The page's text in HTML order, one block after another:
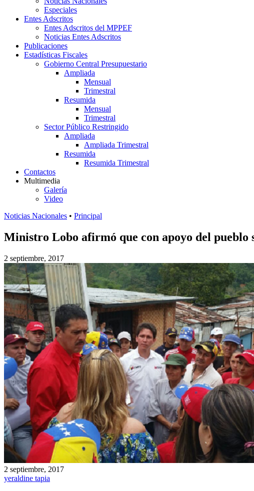
Especiales
Entes Adscritos
Entes Adscritos del MPPEF
Noticias Entes Adscritos
Publicaciones
Estadísticas Fiscales
Gobierno Central Presupuestario
Ampliada
Mensual
Trimestral
Resumida
Mensual
Trimestral
Sector Público Restringido
Ampliada
Ampliada Trimestral
Resumida
Resumida Trimestral
Contactos
Multimedia
Galería
Video
Noticias Nacionales • Principal
Ministro Lobo afirmó que con apoyo del pueblo
2 septiembre, 2017
2 septiembre, 2017
yeraldine tapia